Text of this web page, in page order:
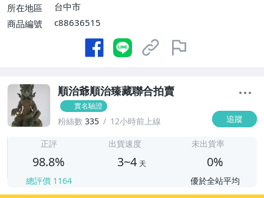
所在地區
台中市
商品編號
c88636515
順治爺順治臻藏聯合拍賣
實名驗證
粉絲數 335 12小時前上線 追蹤
正評
98.8%
總評價 1164
出貨速度
3~4 天
未出貨率
0%
優於全站平均